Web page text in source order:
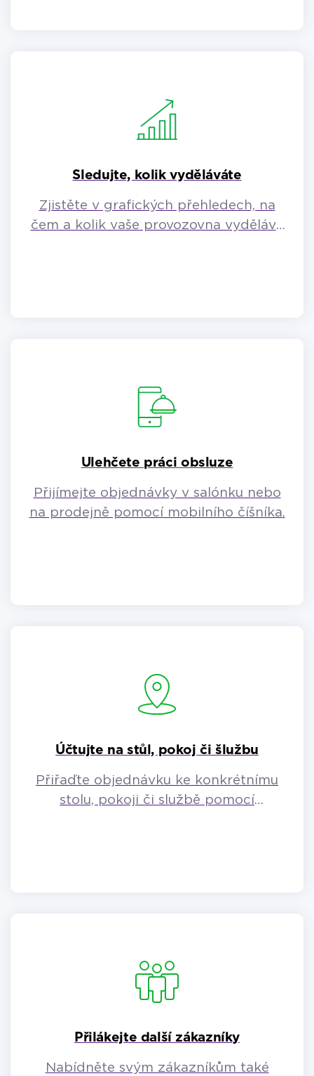
Sledujte, kolik vyděláváte
Zjistěte v grafických přehledech, na
čem a kolik vaše provozovna vydělává
Ulehčete práci obsluze
Přijímejte objednávky v salónku nebo
na prodejně pomocí mobilního číšníka.
Účtujte na stůl, pokoj či šlužbu
Přiřaďte objednávku ke konkrétnímu
stolu, pokoji či službě pomocí
Přilákejte další zákazníky
Nabídněte svým zákazníkům také